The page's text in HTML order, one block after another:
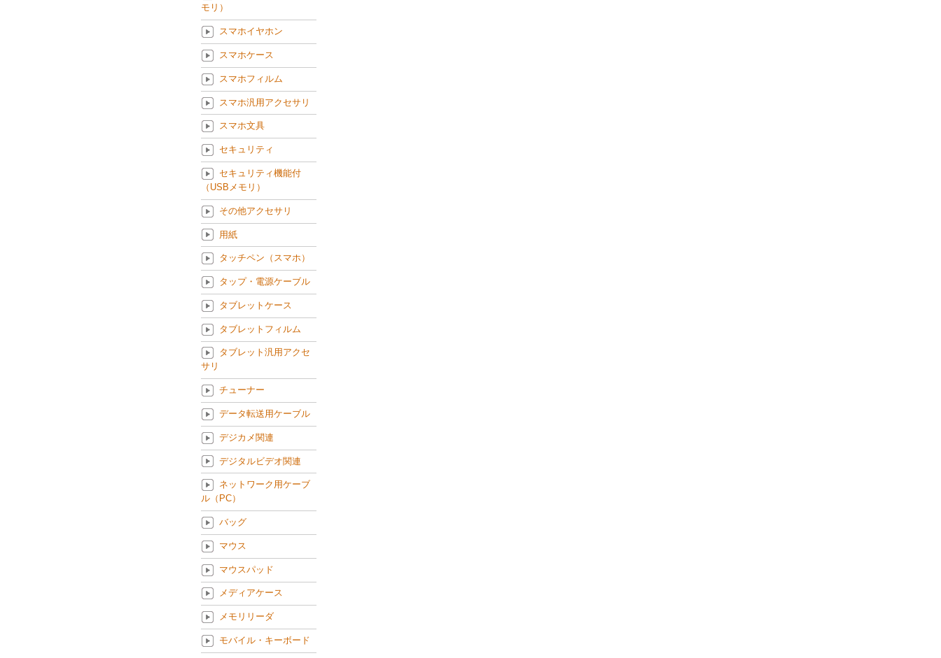
モリ）
スマホイヤホン
スマホケース
スマホフィルム
スマホ汎用アクセサリ
スマホ文具
セキュリティ
セキュリティ機能付
（USBメモリ）
その他アクセサリ
用紙
タッチペン（スマホ）
タップ・電源ケーブル
タブレットケース
タブレットフィルム
タブレット汎用アクセ
サリ
チューナー
データ転送用ケーブル
デジカメ関連
デジタルビデオ関連
ネットワーク用ケーブ
ル（PC）
バッグ
マウス
マウスパッド
メディアケース
メモリリーダ
モバイル・キーボード